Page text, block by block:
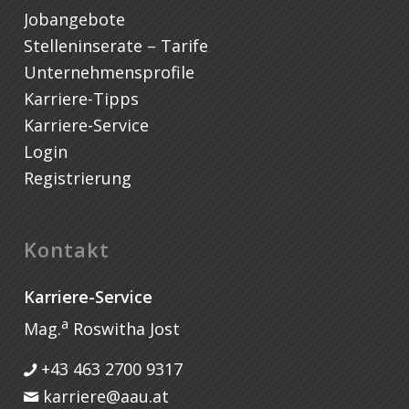
Jobangebote
Stelleninserate – Tarife
Unternehmensprofile
Karriere-Tipps
Karriere-Service
Login
Registrierung
Kontakt
Karriere-Service
Mag.a Roswitha Jost
+43 463 2700 9317
karriere@aau.at